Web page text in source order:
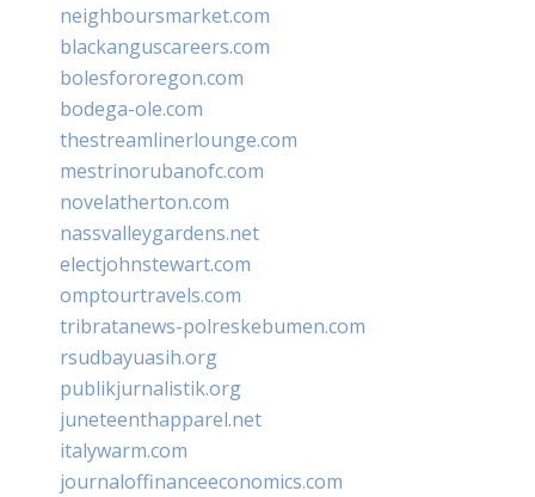
neighboursmarket.com
blackanguscareers.com
bolesfororegon.com
bodega-ole.com
thestreamlinerlounge.com
mestrinorubanofc.com
novelatherton.com
nassvalleygardens.net
electjohnstewart.com
omptourtravels.com
tribratanews-polreskebumen.com
rsudbayuasih.org
publikjurnalistik.org
juneteenthapparel.net
italywarm.com
journaloffinanceeconomics.com